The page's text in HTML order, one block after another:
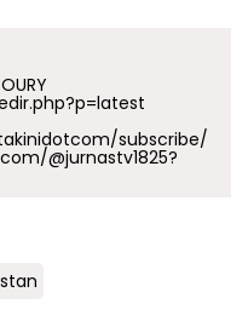
subscribe/
@jurnastv1825?